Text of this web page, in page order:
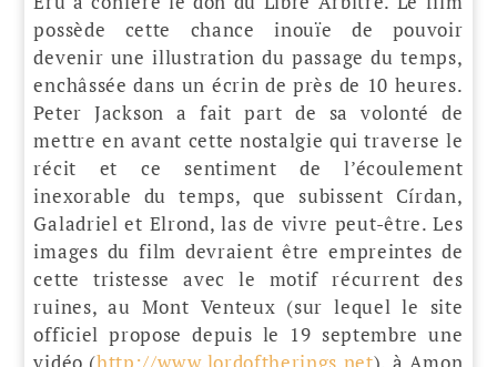
possède cette chance inouïe de pouvoir
devenir une illustration du passage du temps,
enchâssée dans un écrin de près de 10 heures.
Peter Jackson a fait part de sa volonté de
mettre en avant cette nostalgie qui traverse le
récit et ce sentiment de l’écoulement
inexorable du temps, que subissent Círdan,
Galadriel et Elrond, las de vivre peut-être. Les
images du film devraient être empreintes de
cette tristesse avec le motif récurrent des
ruines, au Mont Venteux (sur lequel le site
officiel propose depuis le 19 septembre une
vidéo (http://www.lordoftherings.net), à Amon